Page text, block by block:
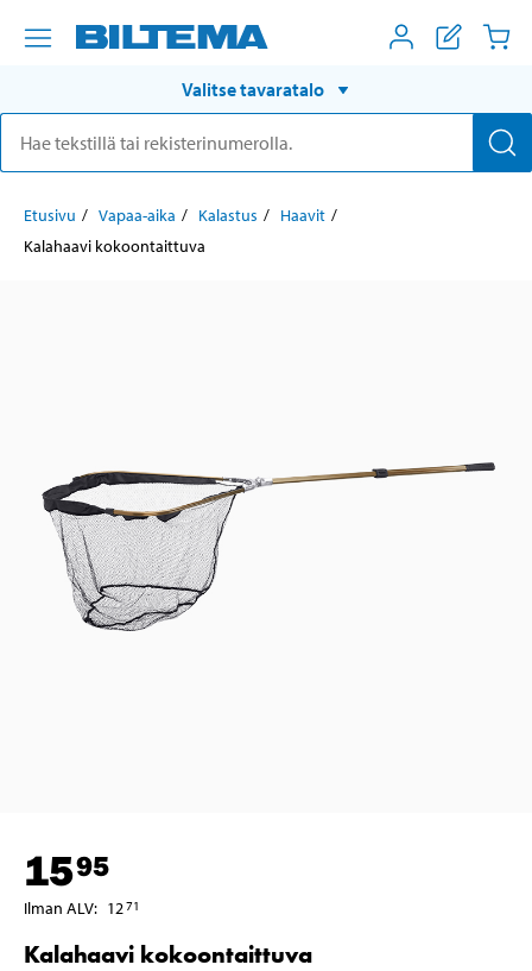
Valitse tavaratalo
Etusivu Vapaa-aika Kalastus
Haavit
Kalahaavi kokoontaittuva
1595
Ilman ALV: 1271
Kalahaavi kokoontaittuva